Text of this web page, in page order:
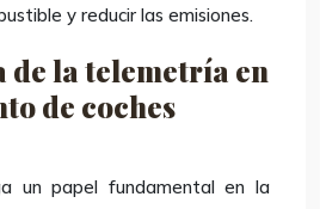
y reducir las emisiones.
la telemetría en
de coches
un papel fundamental en la